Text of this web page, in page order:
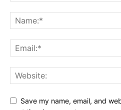
Save my name, email, and